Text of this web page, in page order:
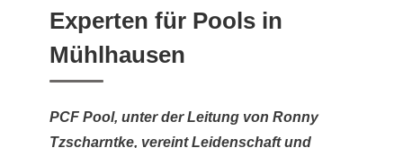
Experten für Pools in
Mühlhausen
PCF Pool, unter der Leitung von Ronny
Tzscharntke, vereint Leidenschaft und